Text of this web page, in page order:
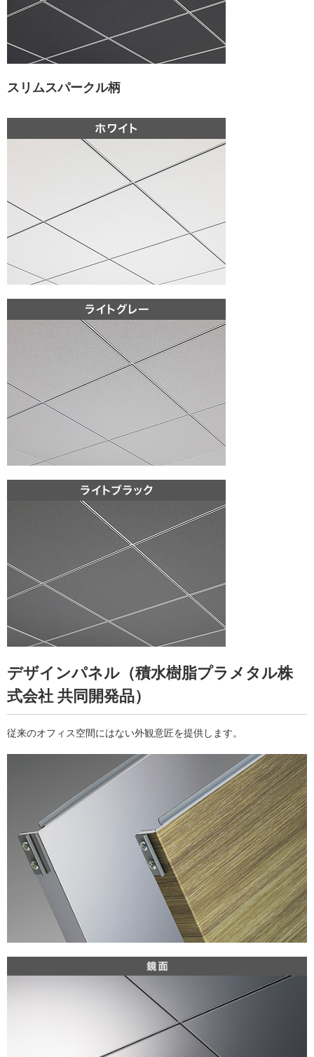
スリムスパークル柄
デザインパネル（積水樹脂プラメタル株
式会社 共同開発品）
従来のオフィス空間にはない外観意匠を提供します。